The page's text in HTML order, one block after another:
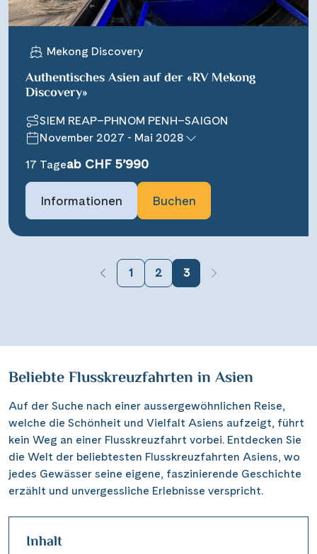
Mekong Discovery
Authentisches Asien auf der «RV Mekong
Discovery»
SIEM REAP–PHNOM PENH–SAIGON
November 2027 - Mai 2028
17 Tageab CHF 5’990
Informationen Buchen
1 2 3
Beliebte Flusskreuzfahrten in Asien
Auf der Suche nach einer aussergewöhnlichen Reise,
welche die Schönheit und Vielfalt Asiens aufzeigt, führt
kein Weg an einer Flusskreuzfahrt vorbei. Entdecken Sie
die Welt der beliebtesten Flusskreuzfahrten Asiens, wo
jedes Gewässer seine eigene, faszinierende Geschichte
erzählt und unvergessliche Erlebnisse verspricht.
Inhalt